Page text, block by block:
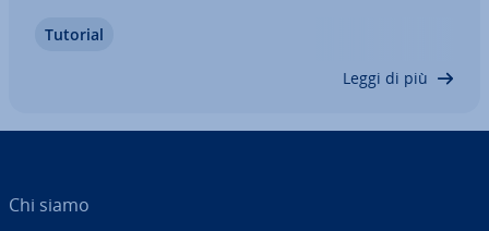
scoprirai gli aspetti da con­si­de­ra­re per collegare il
Tutorial
Leggi di più
Chi siamo